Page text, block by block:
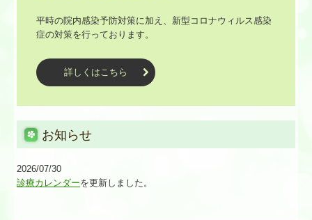
平時の院内感染予防対策に加え、新型コロナウィルス感染
症の対策を行っております。
詳しくはこちら
お知らせ
2026/07/30
診療カレンダーを更新しました。